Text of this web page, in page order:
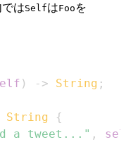
はSelfはFoo を
) -> String ;
String
{
a tweet..." ,